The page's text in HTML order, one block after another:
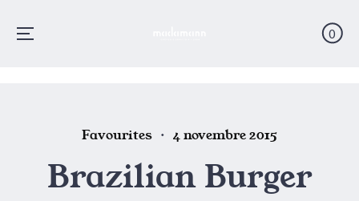
Menu
0
Posted
Favourites
Posted
4 novembre 2015
Brazilian Burger